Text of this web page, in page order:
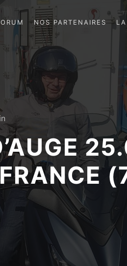
NOS PARTENAIRES